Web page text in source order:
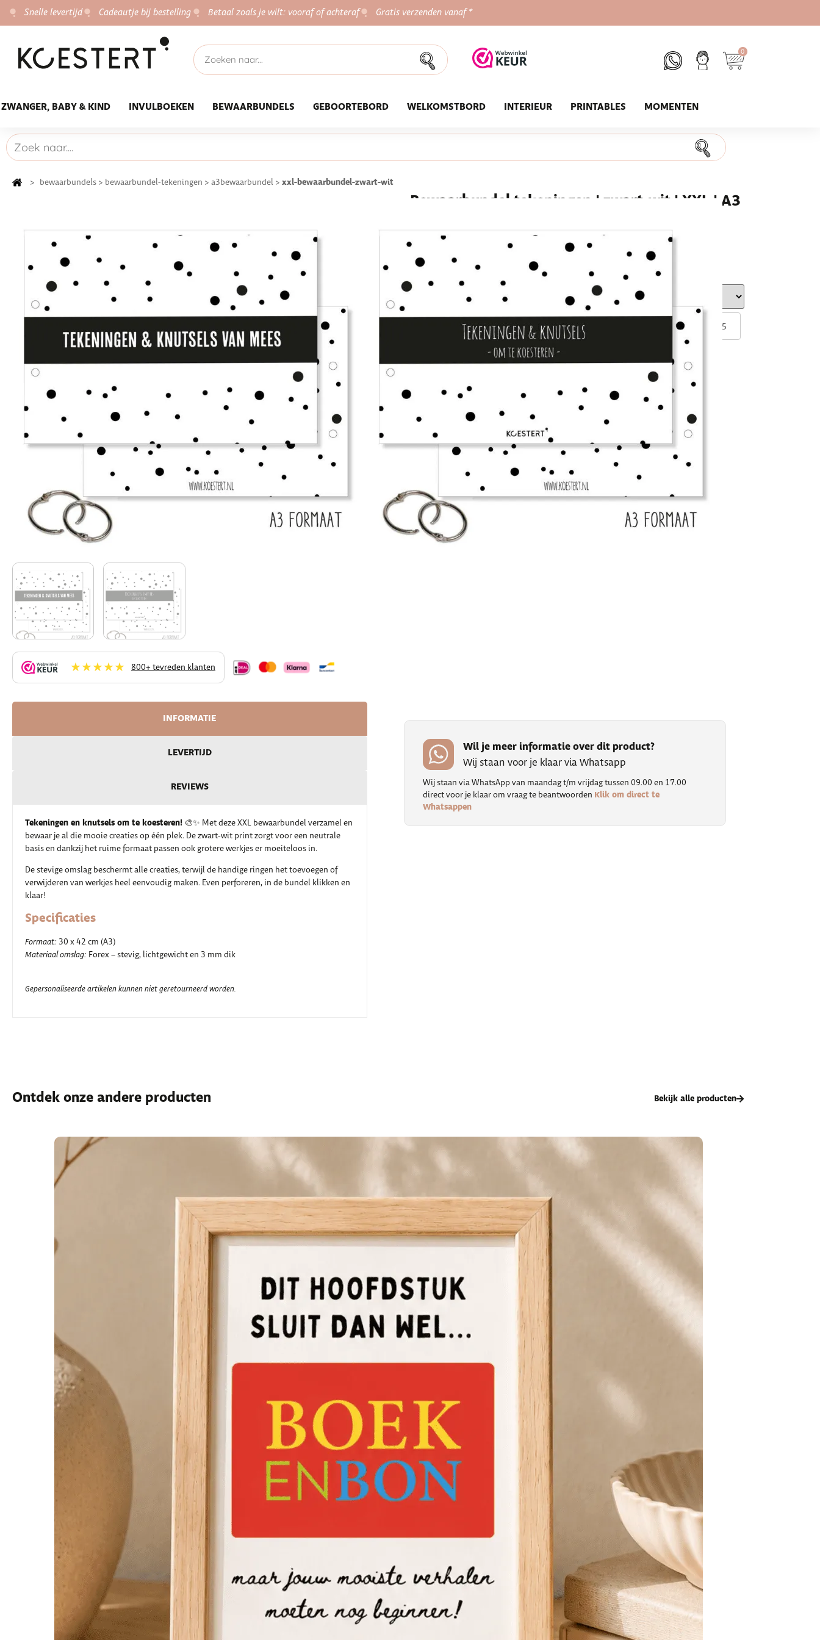
Snelle levertijd Cadeautje bij bestelling Betaal zoals je wilt: vooraf of achteraf Gratis verzenden vanaf *
0
ZWANGER, BABY & KIND INVULBOEKEN BEWAARBUNDELS GEBOORTEBORD WELKOMSTBORD INTERIEUR PRINTABLES MOMENTEN
> bewaarbundels > bewaarbundel-tekeningen > a3bewaarbundel > xxl-bewaarbundel-zwart-wit
★★★★★ 800+ tevreden klanten
Bewaarbundel tekeningen | zwart-wit | XXL | A3
22,95
Naam/namen op deze bewaarbundel?
Schoolposter met rekentafels € 6,95
Snelste levertijd: 1-2 werkdagen
Toevoegen aan winkelwagen
Altijd iets leuks bij je bestelling! Gratis verzending vanaf €100,-
INFORMATIE
LEVERTIJD
REVIEWS
Tekeningen en knutsels om te koesteren! 🎨✨ Met deze XXL bewaarbundel verzamel en
bewaar je al die mooie creaties op één plek. De zwart-wit print zorgt voor een neutrale
basis en dankzij het ruime formaat passen ook grotere werkjes er moeiteloos in.
De stevige omslag beschermt alle creaties, terwijl de handige ringen het toevoegen of
verwijderen van werkjes heel eenvoudig maken. Even perforeren, in de bundel klikken en
klaar!
Specificaties
Formaat: 30 x 42 cm (A3)
Materiaal omslag: Forex – stevig, lichtgewicht en 3 mm dik
Gepersonaliseerde artikelen kunnen niet geretourneerd worden.
Wil je meer informatie over dit product?
Wij staan voor je klaar via Whatsapp
Wij staan via WhatsApp van maandag t/m vrijdag tussen 09.00 en 17.00
direct voor je klaar om vraag te beantwoorden Klik om direct te
Whatsappen
Ontdek onze andere producten Bekijk alle producten